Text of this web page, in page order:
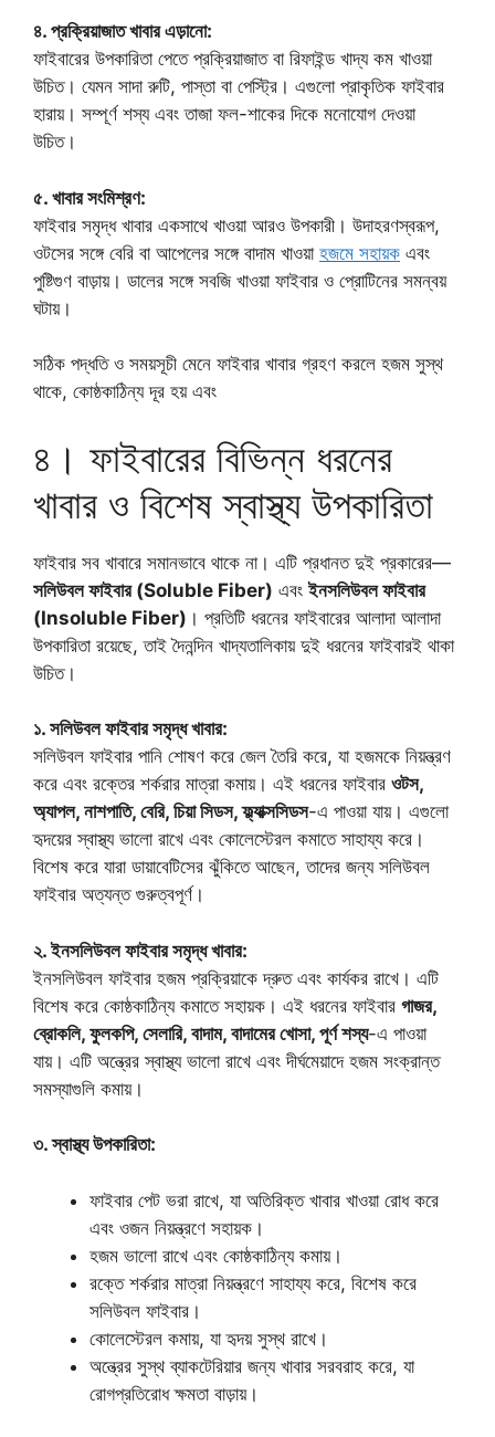
৪. প্রক্রিয়াজাত খাবার এড়ানো:
ফাইবারের উপকারিতা পেতে প্রক্রিয়াজাত বা রিফাইন্ড খাদ্য কম খাওয়া
উচিত। যেমন সাদা রুটি, পাস্তা বা পেস্ট্রি। এগুলো প্রাকৃতিক ফাইবার
হারায়। সম্পূর্ণ শস্য এবং তাজা ফল-শাকের দিকে মনোযোগ দেওয়া
উচিত।
৫. খাবার সংমিশ্রণ:
ফাইবার সমৃদ্ধ খাবার একসাথে খাওয়া আরও উপকারী। উদাহরণস্বরূপ,
ওটসের সঙ্গে বেরি বা আপেলের সঙ্গে বাদাম খাওয়া হজমে সহায়ক এবং
পুষ্টিগুণ বাড়ায়। ডালের সঙ্গে সবজি খাওয়া ফাইবার ও প্রোটিনের সমন্বয়
ঘটায়।
সঠিক পদ্ধতি ও সময়সূচী মেনে ফাইবার খাবার গ্রহণ করলে হজম সুস্থ
থাকে, কোষ্ঠকাঠিন্য দূর হয় এবং
৪। ফাইবারের বিভিন্ন ধরনের
খাবার ও বিশেষ স্বাস্থ্য উপকারিতা
ফাইবার সব খাবারে সমানভাবে থাকে না। এটি প্রধানত দুই প্রকারের—
সলিউবল ফাইবার (Soluble Fiber) এবংইনসলিউবল ফাইবার
(Insoluble Fiber) । প্রতিটি ধরনের ফাইবারের আলাদা আলাদা
উপকারিতা রয়েছে, তাই দৈনন্দিন খাদ্যতালিকায় দুই ধরনের ফাইবারই থাকা
উচিত।
১. সলিউবল ফাইবার সমৃদ্ধ খাবার:
সলিউবল ফাইবার পানি শোষণ করে জেল তৈরি করে, যা হজমকে নিয়ন্ত্রণ
করে এবং রক্তের শর্করার মাত্রা কমায়। এই ধরনের ফাইবার ওটস,
অ্যাপল, নাশপাতি, বেরি, চিয়া সিডস, ফ্ল্যাক্সসিডস-এ পাওয়া যায়। এগুলো
হৃদয়ের স্বাস্থ্য ভালো রাখে এবং কোলেস্টেরল কমাতে সাহায্য করে।
বিশেষ করে যারা ডায়াবেটিসের ঝুঁকিতে আছেন, তাদের জন্য সলিউবল
ফাইবার অত্যন্ত গুরুত্বপূর্ণ।
২. ইনসলিউবল ফাইবার সমৃদ্ধ খাবার:
ইনসলিউবল ফাইবার হজম প্রক্রিয়াকে দ্রুত এবং কার্যকর রাখে। এটি
বিশেষ করে কোষ্ঠকাঠিন্য কমাতে সহায়ক। এই ধরনের ফাইবার গাজর,
ব্রোকলি, ফুলকপি, সেলারি, বাদাম, বাদামের খোসা, পূর্ণ শস্য-এ পাওয়া
যায়। এটি অন্ত্রের স্বাস্থ্য ভালো রাখে এবং দীর্ঘমেয়াদে হজম সংক্রান্ত
সমস্যাগুলি কমায়।
৩. স্বাস্থ্য উপকারিতা:
ফাইবার পেট ভরা রাখে, যা অতিরিক্ত খাবার খাওয়া রোধ করে
এবং ওজন নিয়ন্ত্রণে সহায়ক।
হজম ভালো রাখে এবং কোষ্ঠকাঠিন্য কমায়।
রক্তে শর্করার মাত্রা নিয়ন্ত্রণে সাহায্য করে, বিশেষ করে
সলিউবল ফাইবার।
কোলেস্টেরল কমায়, যা হৃদয় সুস্থ রাখে।
অন্ত্রের সুস্থ ব্যাকটেরিয়ার জন্য খাবার সরবরাহ করে, যা
রোগপ্রতিরোধ ক্ষমতা বাড়ায়।